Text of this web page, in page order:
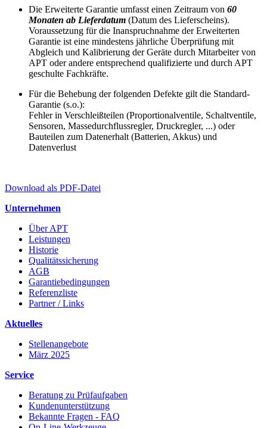
Die Erweiterte Garantie umfasst einen Zeitraum von 60
Monaten ab Lieferdatum (Datum des Lieferscheins).
Voraussetzung für die Inanspruchnahme der Erweiterten
Garantie ist eine mindestens jährliche Überprüfung mit
Abgleich und Kalibrierung der Geräte durch Mitarbeiter von
APT oder andere entsprechend qualifizierte und durch APT
geschulte Fachkräfte.
Für die Behebung der folgenden Defekte gilt die Standard-
Garantie (s.o.):
Fehler in Verschleißteilen (Proportionalventile, Schaltventile,
Sensoren, Massedurchflussregler, Druckregler, ...) oder
Bauteilen zum Datenerhalt (Batterien, Akkus) und
Datenverlust
Download als PDF-Datei
Unternehmen
Über APT
Leistungen
Historie
Qualitätssicherung
AGB
Garantiebedingungen
Referenzliste
Partner / Links
Aktuelles
Stellenangebote
März 2025
Service
Beratung zu Prüfaufgaben
Kundenunterstützung
Bekannte Fragen - FAQ